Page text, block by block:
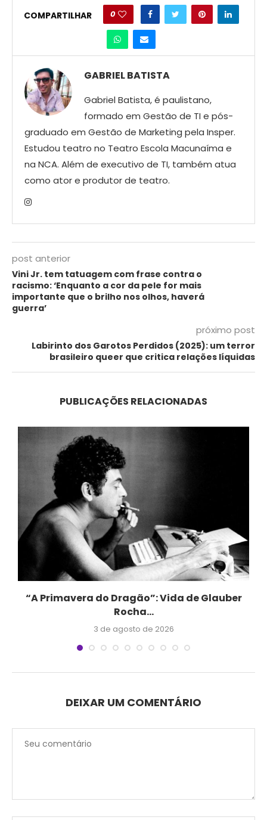
COMPARTILHAR 0
GABRIEL BATISTA
Gabriel Batista, é paulistano,
formado em Gestão de TI e pós-
graduado em Gestão de Marketing pela Insper.
Estudou teatro no Teatro Escola Macunaíma e
na NCA. Além de executivo de TI, também atua
como ator e produtor de teatro.
post anterior
Vini Jr. tem tatuagem com frase contra o
racismo: ‘Enquanto a cor da pele for mais
importante que o brilho nos olhos, haverá
guerra’
próximo post
Labirinto dos Garotos Perdidos (2025): um terror
brasileiro queer que critica relações líquidas
PUBLICAÇÕES RELACIONADAS
“A Primavera do Dragão”: Vida de Glauber
Rocha...
3 de agosto de 2026
DEIXAR UM COMENTÁRIO